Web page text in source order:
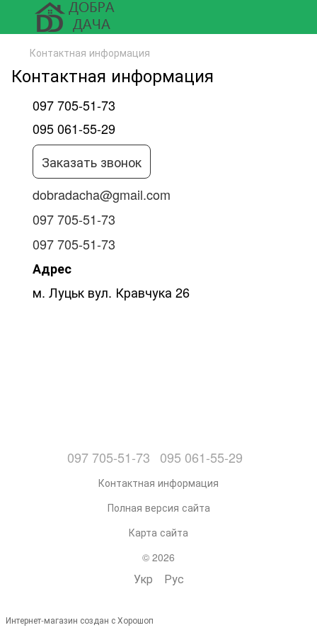
Контактная информация
Контактная информация
097 705-51-73
095 061-55-29
Заказать звонок
dobradacha@gmail.com
097 705-51-73
097 705-51-73
Адрес
м. Луцьк вул. Кравчука 26
097 705-51-73 095 061-55-29
Контактная информация
Полная версия сайта
Карта сайта
© 2026
Укр Рус
Интернет-магазин создан с Хорошоп